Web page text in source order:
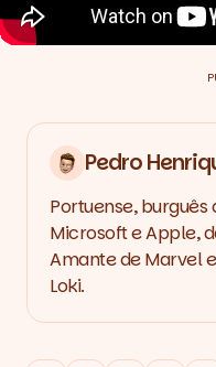
Pedro
Portuense, burguês
Microsoft e Apple,
Amante de Marvel
Loki.